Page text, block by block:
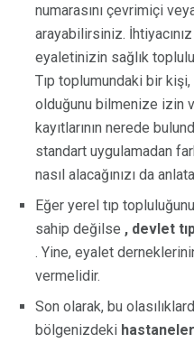
numarasını çevrimiçi
arayabilirsiniz.
eyaletinizin sağlık
Tıp toplumundaki bir kişi,
olduğunu bilmenize izin
kayıtlarının nerede
standart uygulamadan
nasıl alacağınızı da
Eğer yerel tıp
sahip değilse , devlet
. Yine, eyalet
vermelidir.
Son olarak, bu
bölgenizdeki